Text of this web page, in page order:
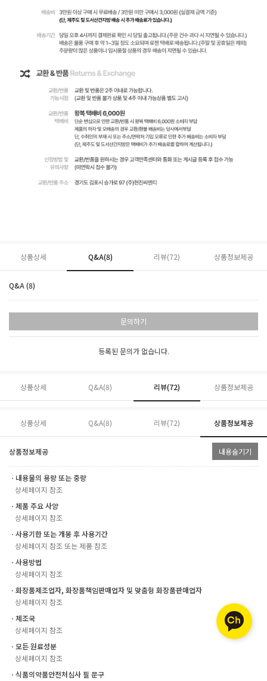
상품상세 Q&A(8) 리뷰(72) 상품정보제공
Q&A (8)
문의하기
등록된 문의가 없습니다.
상품상세 Q&A(8) 리뷰(72) 상품정보제공
상품상세 Q&A(8) 리뷰(72) 상품정보제공
상품정보제공 내용숨기기
ㆍ내용물의 용량 또는 중량
상세페이지 참조
ㆍ제품 주요 사양
상세페이지 참조
ㆍ사용기한 또는 개봉 후 사용기간
상세페이지 참조 또는 제품 참조
ㆍ사용방법
상세페이지 참조
ㆍ화장품제조업자, 화장품책임판매업자 및 맞춤형 화장품판매업자
상세페이지 참조
ㆍ제조국
상세페이지 참조
ㆍ모든 원료성분
상세페이지 참조
ㆍ식품의약품안전처심사 필 문구